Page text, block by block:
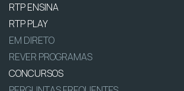
RTP ENSINA
RTP PLAY
EM DIRETO
REVER PROGRAMAS
CONCURSOS